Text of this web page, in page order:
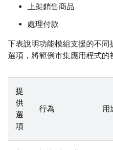
上架銷售商品
處理付款
下表說明功能模組支援的不
選項，將範例市集應用程式的
提
供
選
項
行為 用